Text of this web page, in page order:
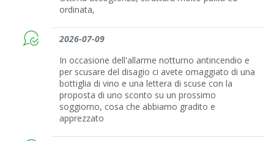
ordinata,
2026-07-09
In occasione dell'allarme notturno antincendio e
per scusare del disagio ci avete omaggiato di una
bottiglia di vino e una lettera di scuse con la
proposta di uno sconto su un prossimo
soggiorno, cosa che abbiamo gradito e
apprezzato